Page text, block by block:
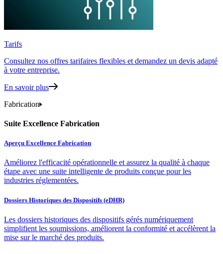
Tarifs
Consultez nos offres tarifaires flexibles et demandez un devis adapté
à votre entreprise.
En savoir plus
Fabrication
Suite Excellence Fabrication
Aperçu Excellence Fabrication
Améliorez l'efficacité opérationnelle et assurez la qualité à chaque
étape avec une suite intelligente de produits conçue pour les
industries réglementées.
Dossiers Historiques des Dispositifs (eDHR)
Les dossiers historiques des dispositifs gérés numériquement
simplifient les soumissions, améliorent la conformité et accélèrent la
mise sur le marché des produits.